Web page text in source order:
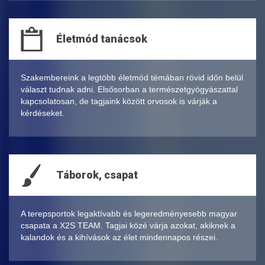
Életmód tanácsok
Szakembereink a legtöbb életmód témában rövid időn belül
választ tudnak adni. Elsősorban a természetgyógyászattal
kapcsolatosan, de tagjaink között orvosok is várják a
kérdéseket.
Táborok, csapat
A terepsportok legaktívabb és legeredményesebb magyar
csapata a X2S TEAM. Tagjai közé várja azokat, akiknek a
kalandok és a kihívások az élet mindennapos részei.